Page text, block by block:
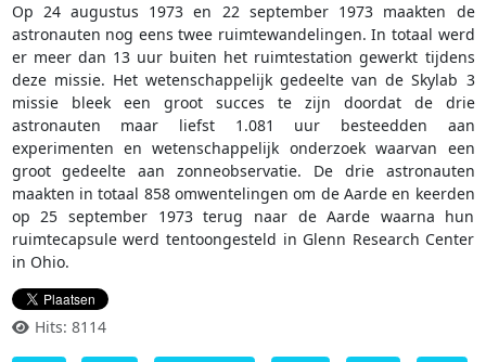
Op 24 augustus 1973 en 22 september 1973 maakten de
astronauten nog eens twee ruimtewandelingen. In totaal werd
er meer dan 13 uur buiten het ruimtestation gewerkt tijdens
deze missie. Het wetenschappelijk gedeelte van de Skylab 3
missie bleek een groot succes te zijn doordat de drie
astronauten maar liefst 1.081 uur besteedden aan
experimenten en wetenschappelijk onderzoek waarvan een
groot gedeelte aan zonneobservatie. De drie astronauten
maakten in totaal 858 omwentelingen om de Aarde en keerden
op 25 september 1973 terug naar de Aarde waarna hun
ruimtecapsule werd tentoongesteld in Glenn Research Center
in Ohio.
Hits: 8114